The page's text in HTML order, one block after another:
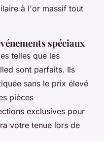
à l'or massif tout
spéciaux
telles que les
sont parfaits. Ils
sans le prix élevé
pièces
exclusives pour
votre tenue lors de